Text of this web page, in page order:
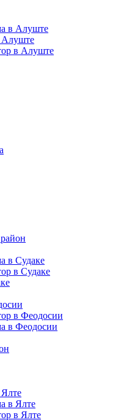
в Алуште
Алуште
в Алуште
в Судаке
в Судаке
в Феодосии
в Феодосии
в Ялте
в Ялте